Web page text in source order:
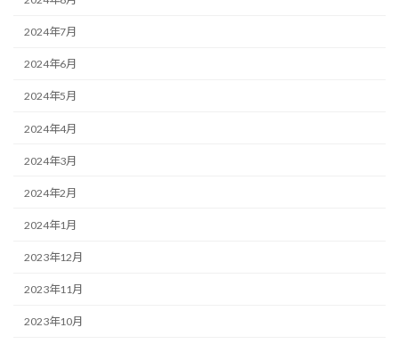
2024年7月
2024年6月
2024年5月
2024年4月
2024年3月
2024年2月
2024年1月
2023年12月
2023年11月
2023年10月